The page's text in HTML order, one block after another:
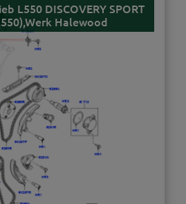
L550 DISCOVERY SPORT
Halewood